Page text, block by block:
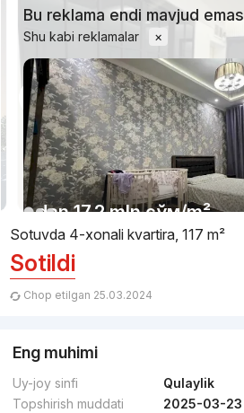
Bu reklama endi mavjud emas
Shu kabi reklamalar ×
dan17.2 mln сўм/m²
Topshirildi
4-xonali kvartira, 110 m²
Sotuvda 4-xonali kvartira, 117 m²
Sotildi
Chop etilgan 25.03.2024
Eng muhimi
Uy-joy sinfi
Qulaylik
Topshirish muddati
2025-03-23